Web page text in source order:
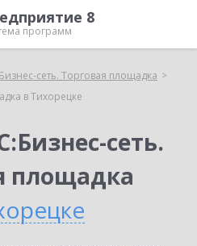
8
программ
сеть. Торговая площадка
в Тихорецке
сеть.
площадка